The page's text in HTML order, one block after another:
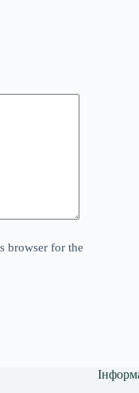
browser for the